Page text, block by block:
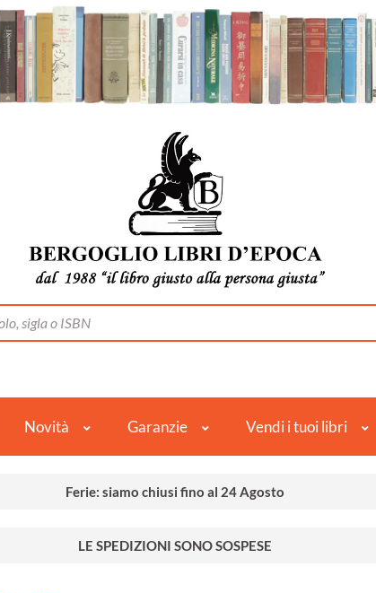
Novità Garanzie Vendi i tuoi libri
Ferie: siamo chiusi fino al 24 Agosto
LE SPEDIZIONI SONO SOSPESE